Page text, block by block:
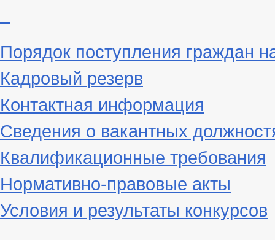
Порядок поступления граждан
Кадровый резерв
Контактная информация
Сведения о вакантных
Квалификационные требования
Нормативно-правовые акты
Условия и результаты конкурсов